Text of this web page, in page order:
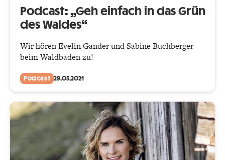
Podcast: „Geh einfach in das Grün
des Waldes“
Wir hören Evelin Gander und Sabine Buchberger
beim Waldbaden zu!
Podcast 29.05.2021